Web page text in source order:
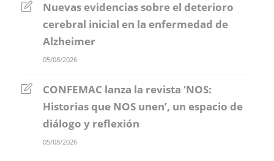
Nuevas evidencias sobre el deterioro
cerebral inicial en la enfermedad de
Alzheimer
05/08/2026
CONFEMAC lanza la revista ‘NOS:
Historias que NOS unen’, un espacio de
diálogo y reflexión
05/08/2026